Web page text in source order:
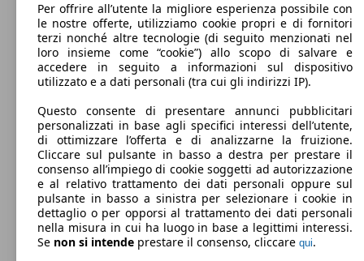
Diesel
Carburante
127 g/km
Emissioni di CO2 (combinato)*
Per offrire all’utente la migliore esperienza possibile con
le nostre offerte, utilizziamo cookie propri e di fornitori
terzi nonché altre tecnologie (di seguito menzionati nel
loro insieme come “cookie”) allo scopo di salvare e
accedere in seguito a informazioni sul dispositivo
utilizzato e a dati personali (tra cui gli indirizzi IP).
Questo consente di presentare annunci pubblicitari
personalizzati in base agli specifici interessi dell’utente,
di ottimizzare l’offerta e di analizzarne la fruizione.
Cliccare sul pulsante in basso a destra per prestare il
consenso all’impiego di cookie soggetti ad autorizzazione
e al relativo trattamento dei dati personali oppure sul
pulsante in basso a sinistra per selezionare i cookie in
dettaglio o per opporsi al trattamento dei dati personali
nella misura in cui ha luogo in base a legittimi interessi.
Se non si intende prestare il consenso, cliccare qui.